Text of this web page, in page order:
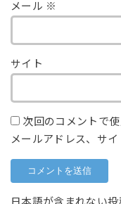
メール ※
サイト
次回のコメントで
メールアドレス、サイ
日本語が含まれない